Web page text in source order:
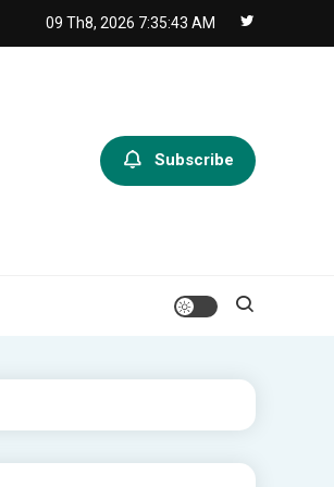
09 Th8, 2026 7:35:44 AM
Subscribe